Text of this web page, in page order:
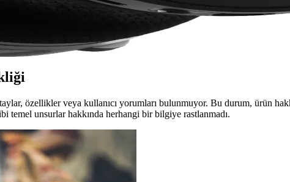
Oyun Kulaklığı Özellikleri ve Avantajları
uyumluluğu ile öne çıkan kablosuz oyun kulaklığıdır. Profesyonel ve
özellikler veya kullanıcı yorumları bulunmuyor. Bu durum, ürün
temel unsurlar hakkında herhangi bir bilgiye rastlanmadı.